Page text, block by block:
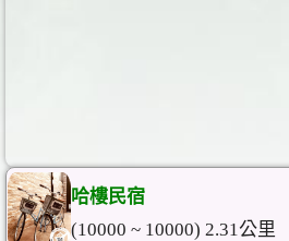
哈樓民宿
(10000 ~ 10000) 2.31公里